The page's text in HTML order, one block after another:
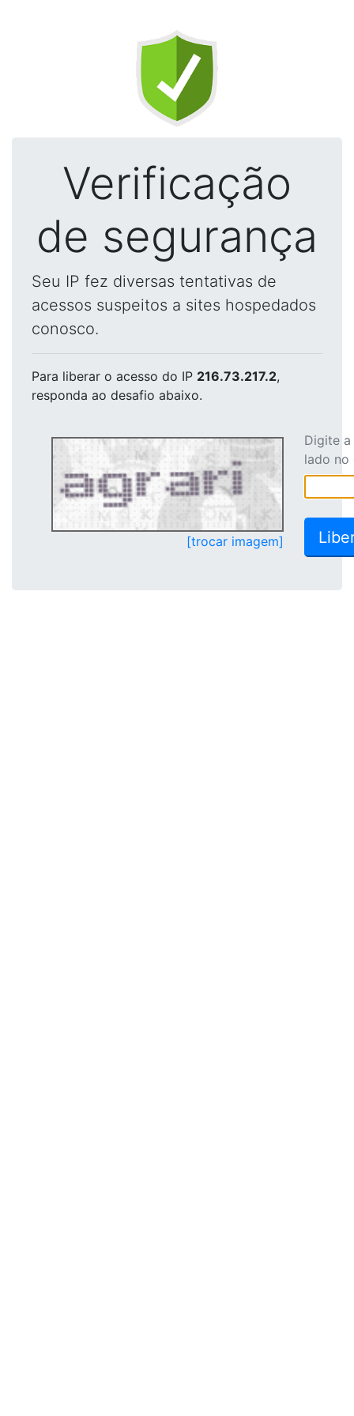
Verificação
de segurança
Seu IP fez diversas tentativas de
acessos suspeitos a sites hospedados
conosco.
Para liberar o acesso do IP 216.73.217.2,
responda ao desafio abaixo.
[trocar imagem]
Digite
lado no